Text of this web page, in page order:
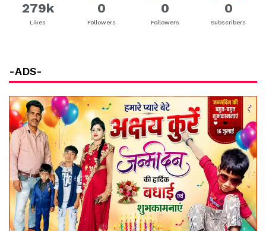
279k
Likes
0
Followers
0
Followers
0
Subscribers
-ADS-